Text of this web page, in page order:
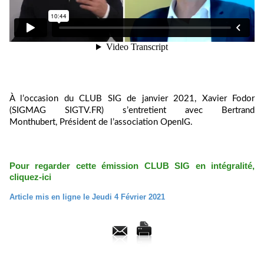
À l’occasion du CLUB SIG de janvier 2021, Xavier Fodor
(SIGMAG SIGTV.FR) s’entretient avec Bertrand
Monthubert, Président de l’association OpenIG.
Pour regarder cette émission CLUB SIG en intégralité,
cliquez-ici
Article mis en ligne le Jeudi 4 Février 2021